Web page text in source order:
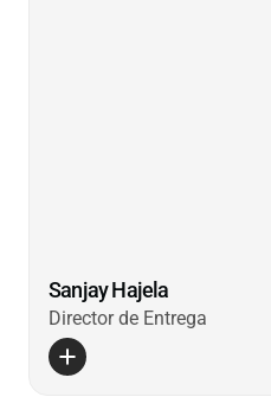
Sanjay Hajela
Director de Entrega